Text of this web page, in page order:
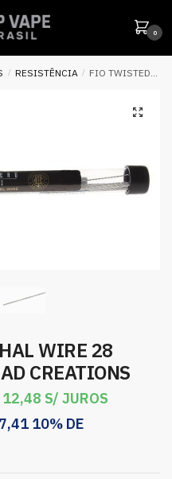
0
/ RESISTÊNCIA / FIO TWISTED KANTHAL WIRE 28 AWG – THUNDERHEAD CREATIONS
WIRE 28
CREATIONS
12,48 S/ JUROS
10% DE